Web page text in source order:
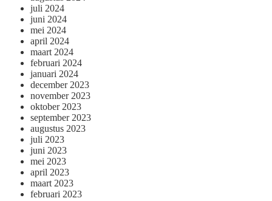
juli 2024
juni 2024
mei 2024
april 2024
maart 2024
februari 2024
januari 2024
december 2023
november 2023
oktober 2023
september 2023
augustus 2023
juli 2023
juni 2023
mei 2023
april 2023
maart 2023
februari 2023